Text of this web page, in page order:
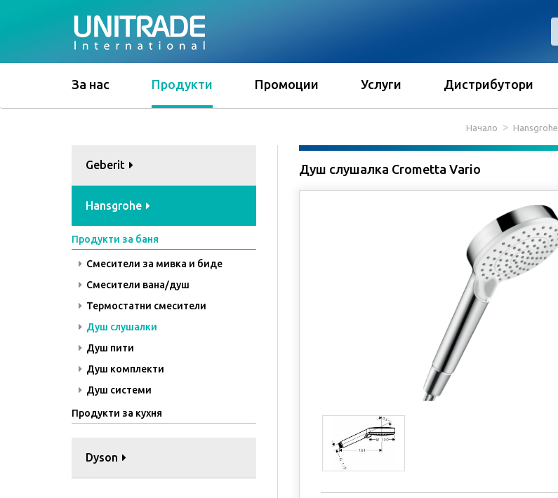
За нас Продукти Промоции Услуги Дистрибутори
Начало Hansgrohe
Geberit
Hansgrohe
Продукти за баня
Смесители за мивка и биде
Смесители вана/душ
Термостатни смесители
Душ слушалки
Душ пити
Душ комплекти
Душ системи
Продукти за кухня
Dyson
Душ слушалка Crometta Vario